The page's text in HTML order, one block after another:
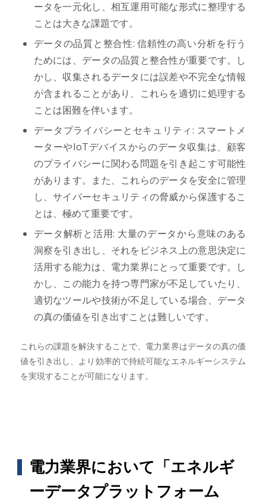
ータを一元化し、相互運用可能な形式に整理する
ことは大きな課題です。
データの品質と整合性: 信頼性の高い分析を行う
ためには、データの品質と整合性が重要です。し
かし、収集されるデータには誤差や不完全な情報
が含まれることがあり、これらを適切に処理する
ことは困難を伴います。
データプライバシーとセキュリティ: スマートメ
ーターやIoTデバイスからのデータ収集は、顧客
のプライバシーに関わる問題を引き起こす可能性
があります。また、これらのデータを安全に管理
し、サイバーセキュリティの脅威から保護するこ
とは、極めて重要です。
データ解析と活用: 大量のデータから意味のある
洞察を引き出し、それをビジネス上の意思決定に
活用する能力は、電力業界にとって重要です。し
かし、この能力を持つ専門家が不足していたり、
適切なツールや技術が不足している場合、データ
の真の価値を引き出すことは難しいです。
これらの課題を解決することで、電力業界はデータの真の価
値を引き出し、より効率的で持続可能なエネルギーシステム
を実現することが可能になります。
電力業界において「エネルギ
ーデータプラットフォーム